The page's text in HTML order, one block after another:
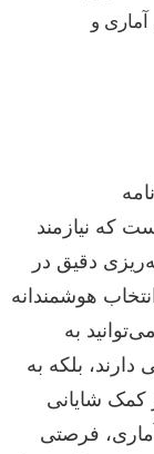
و
که نیازمند
دقیق در
هوشمندانه
به
دارند، بلکه به
کمک شایانی
فرصتی